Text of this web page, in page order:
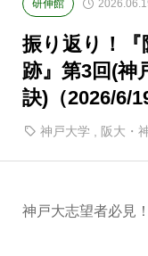
研伸館
振り返り！『
跡』第3回(神
訣)（2026/6/19
神戸大学 阪大・
神戸大志望者必見